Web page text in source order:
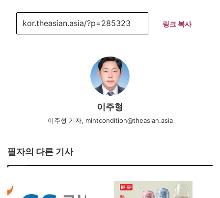
링크 복사
이주형
이주형 기자, mintcondition@theasian.asia
필자의 다른 기사